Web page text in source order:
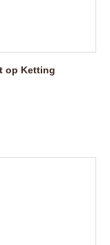
op Ketting